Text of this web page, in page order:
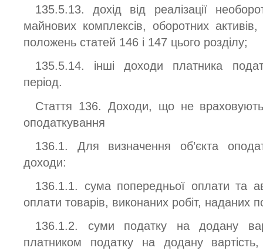
135.5.13. дохід від реалізації
майнових комплексів, оборотних
положень статей 146 і 147 цього розділу;
135.5.14. інші доходи платника
період.
Стаття 136. Доходи, що не
оподаткування
136.1. Для визначення об’єкта
доходи:
136.1.1. сума попередньої оплати та
оплати товарів, виконаних робіт, наданих
136.1.2. суми податку на додану
платником податку на додану